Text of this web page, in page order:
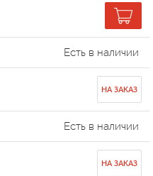
Есть в наличии
НА ЗАКАЗ
Есть в наличии
НА ЗАКАЗ